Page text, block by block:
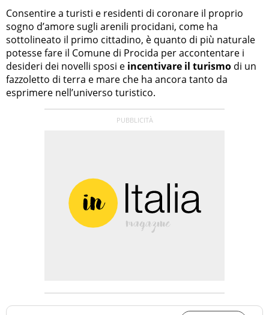
Consentire a turisti e residenti di coronare il proprio
sogno d’amore sugli arenili procidani, come ha
sottolineato il primo cittadino, è quanto di più naturale
potesse fare il Comune di Procida per accontentare i
desideri dei novelli sposi e incentivare il turismo di un
fazzoletto di terra e mare che ha ancora tanto da
esprimere nell’universo turistico.